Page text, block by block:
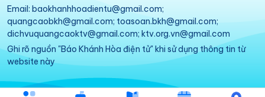
Email: baokhanhhoadientu@gmail.com;
quangcaobkh@gmail.com; toasoan.bkh@gmail.com;
dichvuquangcaoktv@gmail.com; ktv.org.vn@gmail.com
Ghi rõ nguồn "Báo Khánh Hòa điện tử" khi sử dụng thông tin từ
website này